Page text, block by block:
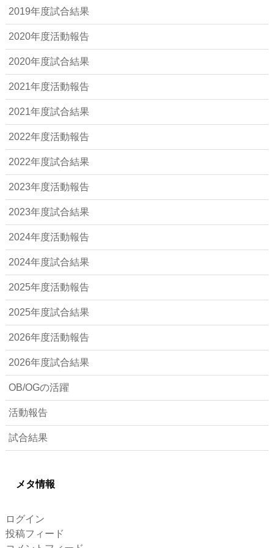
2019年度試合結果
2020年度活動報告
2020年度試合結果
2021年度活動報告
2021年度試合結果
2022年度活動報告
2022年度試合結果
2023年度活動報告
2023年度試合結果
2024年度活動報告
2024年度試合結果
2025年度活動報告
2025年度試合結果
2026年度活動報告
2026年度試合結果
OB/OGの活躍
活動報告
試合結果
メタ情報
ログイン
投稿フィード